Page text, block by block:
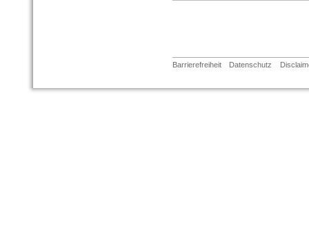
Barrierefreiheit Datenschutz